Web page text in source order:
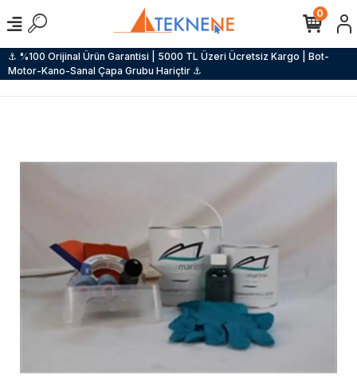
⚓ %100 Orijinal Ürün Garantisi | 5000 TL Üzeri Ücretsiz Kargo | Bot-
Motor-Kano-Sanal Çapa Grubu Hariçtir ⚓
0